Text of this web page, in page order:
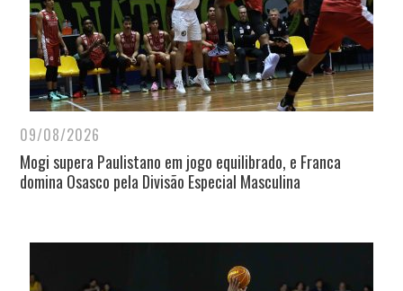
09/08/2026
Mogi supera Paulistano em jogo equilibrado, e Franca
domina Osasco pela Divisão Especial Masculina